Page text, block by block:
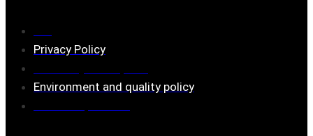
Privacy Policy
Environment and quality policy